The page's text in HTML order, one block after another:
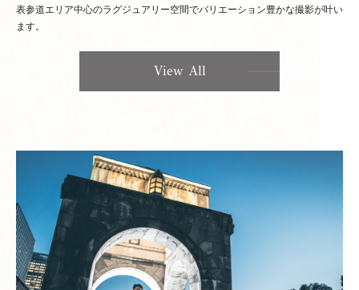
表参道エリア中心のラグジュアリー空間でバリエーション豊かな撮影が叶い
ます。
View All